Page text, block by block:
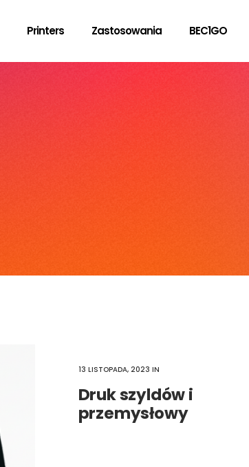
Printers Zastosowania BEC1GO
13 LISTOPADA, 2023 IN
Druk szyldów i
przemysłowy